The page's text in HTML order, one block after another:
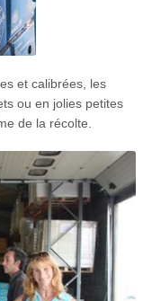
et calibrées, les
ou en jolies petites
de la récolte.